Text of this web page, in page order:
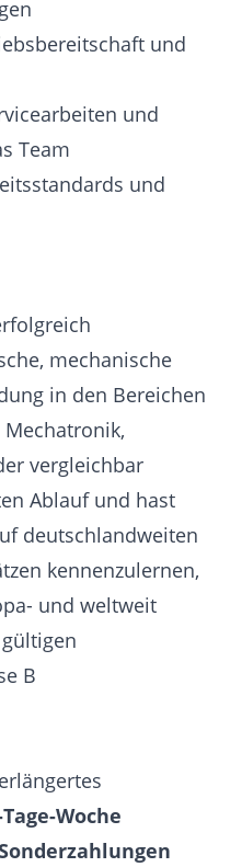
und
und
Team
und
mechanische
in den Bereichen
vergleichbar
Ablauf und hast
deutschlandweiten
kennenzulernen,
und weltweit
B
Woche